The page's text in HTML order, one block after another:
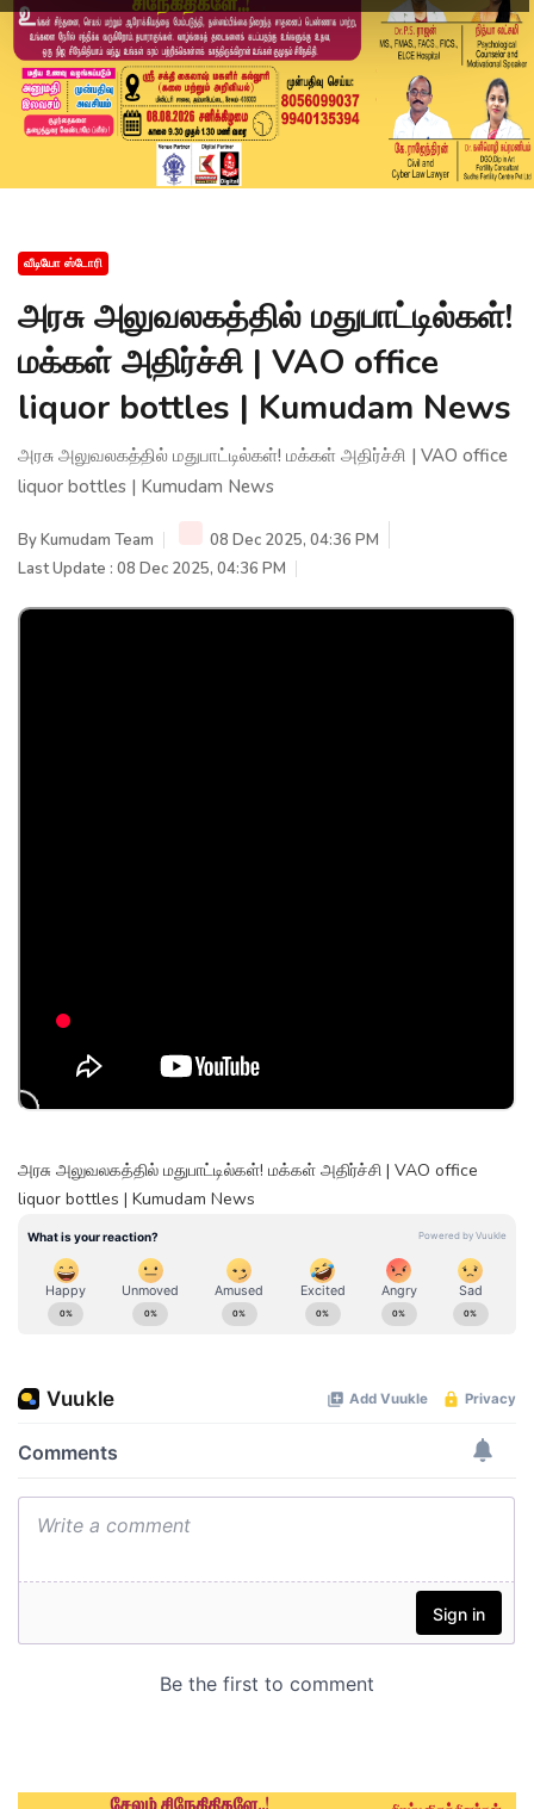
வீடியோ ஸ்டோரி
அரசு அலுவலகத்தில் மதுபாட்டில்கள்!
மக்கள் அதிர்ச்சி | VAO office
liquor bottles | Kumudam News
அரசு அலுவலகத்தில் மதுபாட்டில்கள்! மக்கள் அதிர்ச்சி | VAO office
liquor bottles | Kumudam News
ByKumudam Team
08 Dec 2025, 04:36 PM
Last Update : 08 Dec 2025, 04:36 PM
அரசு அலுவலகத்தில் மதுபாட்டில்கள்! மக்கள் அதிர்ச்சி | VAO office
liquor bottles | Kumudam News